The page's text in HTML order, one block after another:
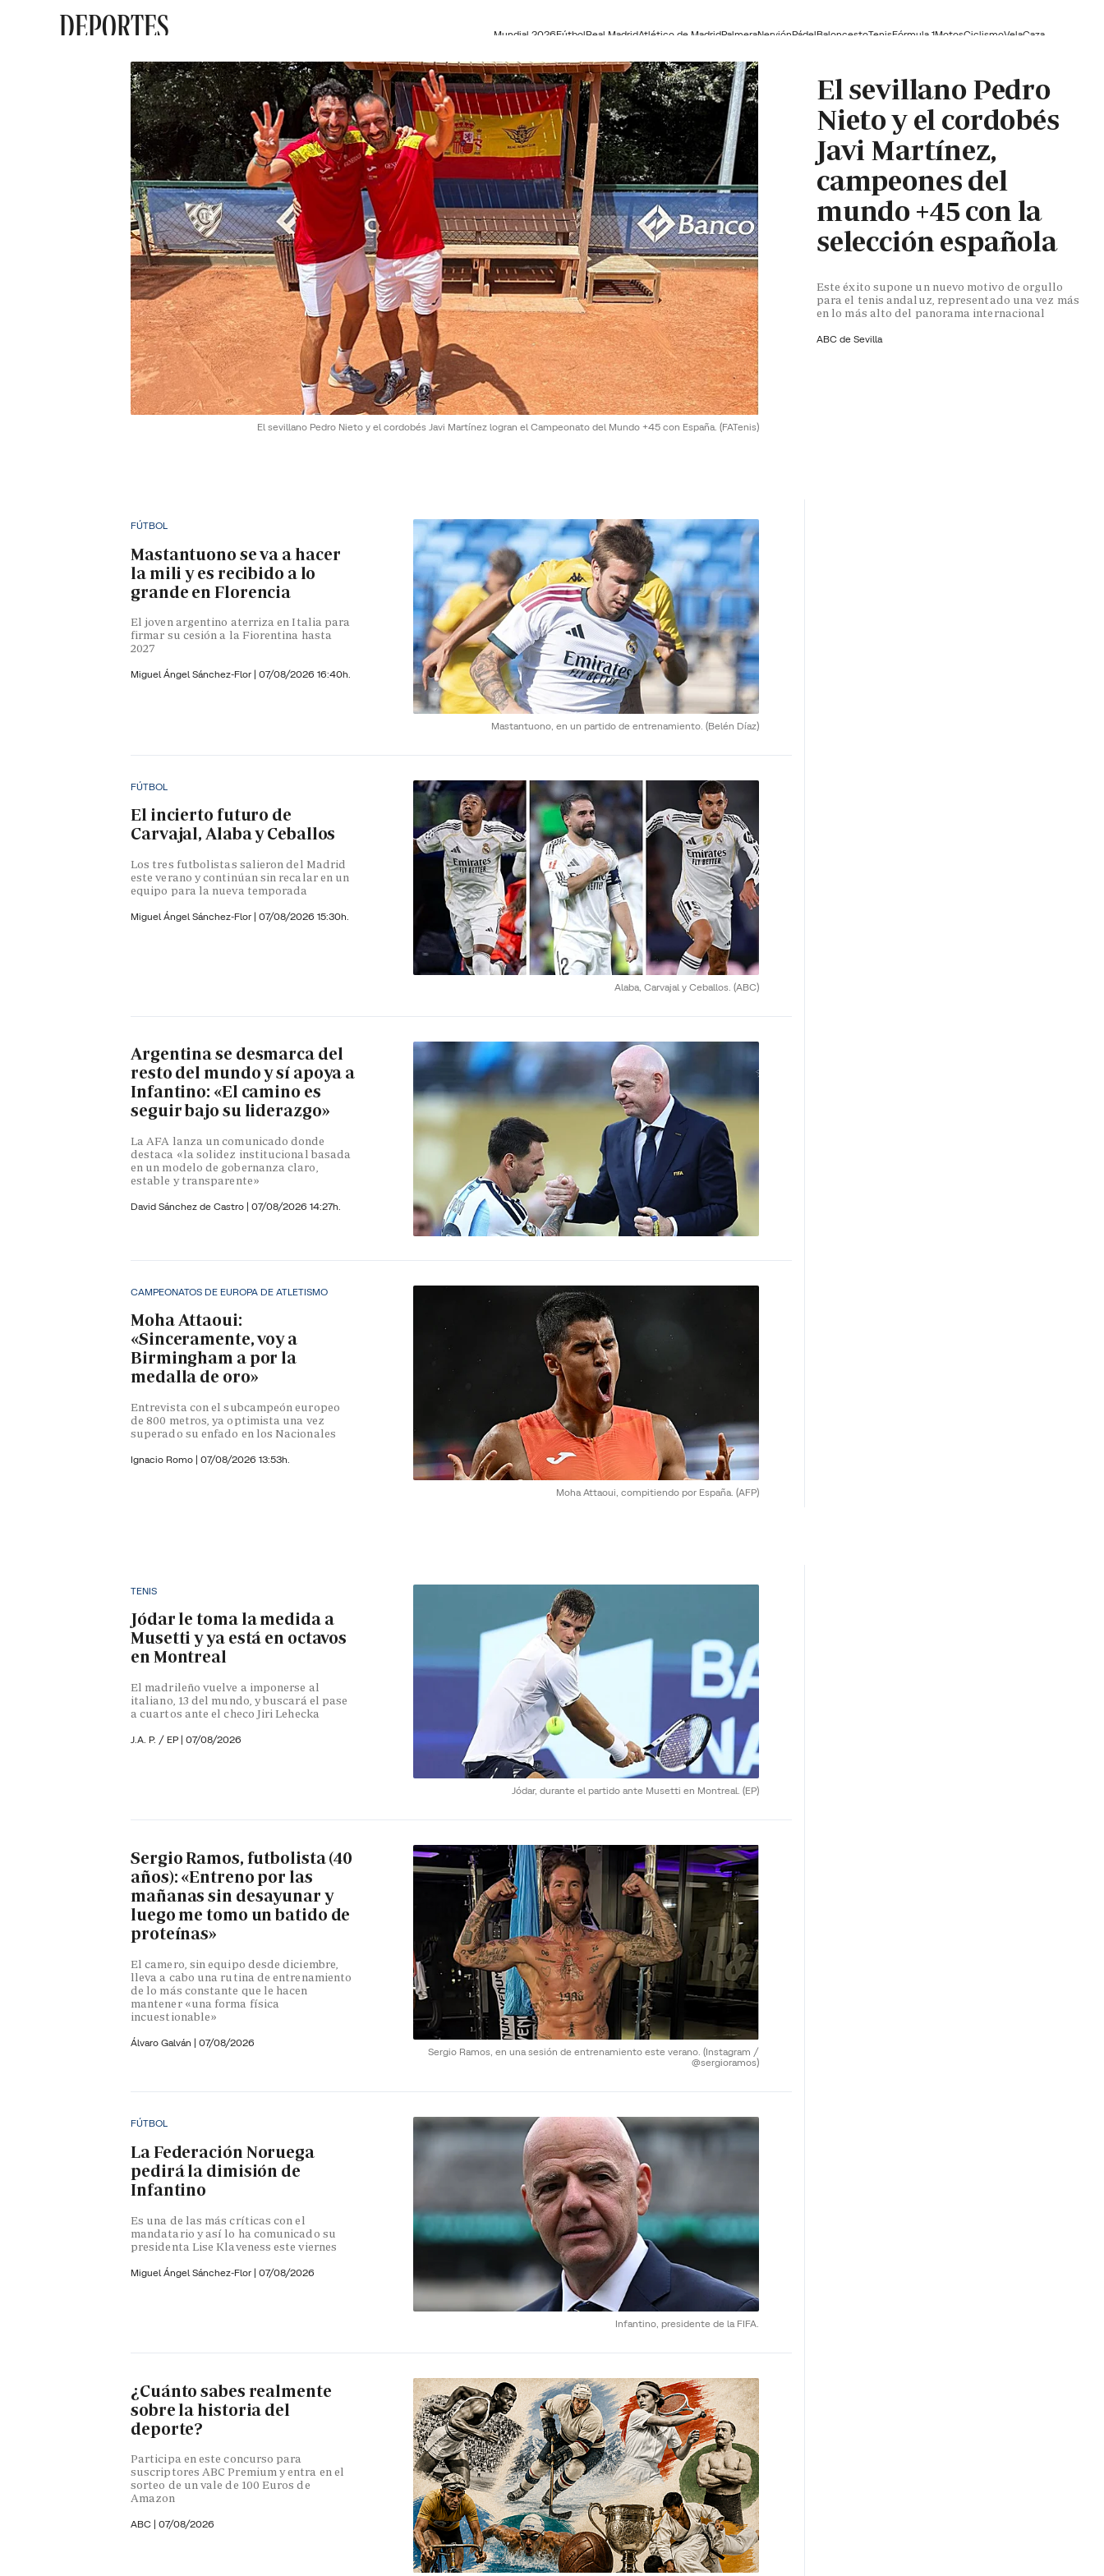
DEPORTES Mundial 2026FútbolReal MadridAtlético de MadridPalmeraNerviónPádelBaloncestoTenisFórmula 1MotosCiclismoVelaCaza
El sevillano Pedro Nieto y el cordobés Javi Martínez logran el Campeonato del Mundo +45 con España. (FATenis)
El sevillano Pedro
Nieto y el cordobés
Javi Martínez,
campeones del
mundo +45 con la
selección española
Este éxito supone un nuevo motivo de orgullo
para el tenis andaluz, representado una vez más
en lo más alto del panorama internacional
ABC de Sevilla
Mastantuono, en un partido de entrenamiento. (Belén Díaz)
FÚTBOL
Mastantuono se va a hacer
la mili y es recibido a lo
grande en Florencia
El joven argentino aterriza en Italia para
firmar su cesión a la Fiorentina hasta
2027
Miguel Ángel Sánchez-Flor | 07/08/2026 16:40h.
Alaba, Carvajal y Ceballos. (ABC)
FÚTBOL
El incierto futuro de
Carvajal, Alaba y Ceballos
Los tres futbolistas salieron del Madrid
este verano y continúan sin recalar en un
equipo para la nueva temporada
Miguel Ángel Sánchez-Flor | 07/08/2026 15:30h.
Argentina se desmarca del
resto del mundo y sí apoya a
Infantino: «El camino es
seguir bajo su liderazgo»
La AFA lanza un comunicado donde
destaca «la solidez institucional basada
en un modelo de gobernanza claro,
estable y transparente»
David Sánchez de Castro | 07/08/2026 14:27h.
Moha Attaoui, compitiendo por España. (AFP)
CAMPEONATOS DE EUROPA DE ATLETISMO
Moha Attaoui:
«Sinceramente, voy a
Birmingham a por la
medalla de oro»
Entrevista con el subcampeón europeo
de 800 metros, ya optimista una vez
superado su enfado en los Nacionales
Ignacio Romo | 07/08/2026 13:53h.
Jódar, durante el partido ante Musetti en Montreal. (EP)
TENIS
Jódar le toma la medida a
Musetti y ya está en octavos
en Montreal
El madrileño vuelve a imponerse al
italiano, 13 del mundo, y buscará el pase
a cuartos ante el checo Jiri Lehecka
J.A. P. / EP | 07/08/2026
Sergio Ramos, en una sesión de entrenamiento este verano. (Instagram /
@sergioramos)
Sergio Ramos, futbolista (40
años): «Entreno por las
mañanas sin desayunar y
luego me tomo un batido de
proteínas»
El camero, sin equipo desde diciembre,
lleva a cabo una rutina de entrenamiento
de lo más constante que le hacen
mantener «una forma física
incuestionable»
Álvaro Galván | 07/08/2026
Infantino, presidente de la FIFA.
FÚTBOL
La Federación Noruega
pedirá la dimisión de
Infantino
Es una de las más críticas con el
mandatario y así lo ha comunicado su
presidenta Lise Klaveness este viernes
Miguel Ángel Sánchez-Flor | 07/08/2026
¿Cuánto sabes realmente
sobre la historia del
deporte?
Participa en este concurso para
suscriptores ABC Premium y entra en el
sorteo de un vale de 100 Euros de
Amazon
ABC | 07/08/2026